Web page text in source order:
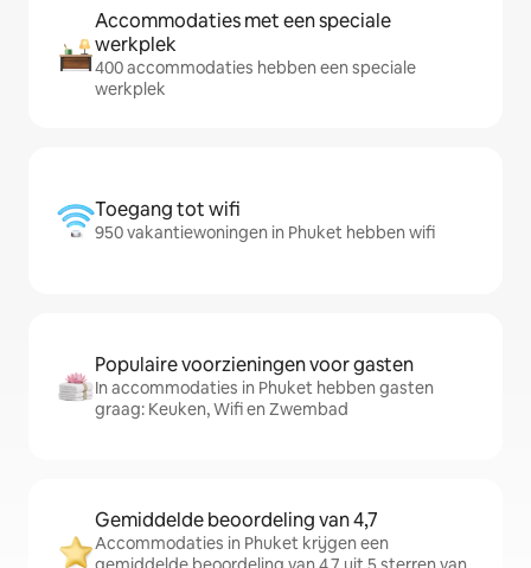
Accommodaties met een speciale
werkplek
400 accommodaties hebben een speciale
werkplek
Toegang tot wifi
950 vakantiewoningen in Phuket hebben wifi
Populaire voorzieningen voor gasten
In accommodaties in Phuket hebben gasten
graag: Keuken, Wifi en Zwembad
Gemiddelde beoordeling van 4,7
Accommodaties in Phuket krijgen een